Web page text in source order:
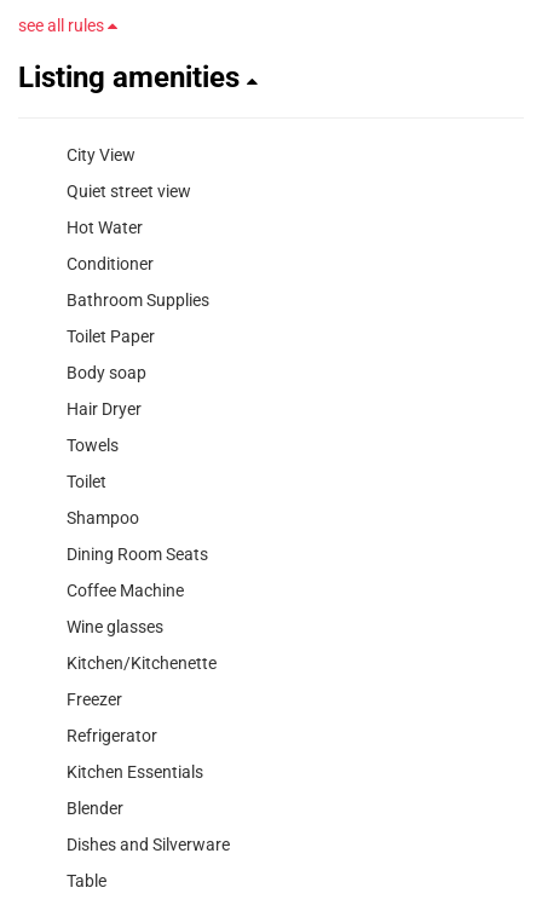
see all rules
Listing amenities
City View
Quiet street view
Hot Water
Conditioner
Bathroom Supplies
Toilet Paper
Body soap
Hair Dryer
Towels
Toilet
Shampoo
Dining Room Seats
Coffee Machine
Wine glasses
Kitchen/Kitchenette
Freezer
Refrigerator
Kitchen Essentials
Blender
Dishes and Silverware
Table